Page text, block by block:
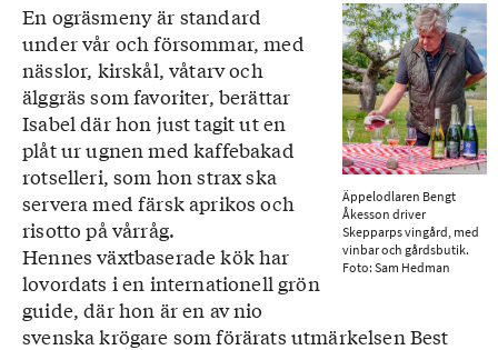
Äppelodlaren Bengt
Åkesson driver
Skepparps vingård, med
vinbar och gårdsbutik.
Foto: Sam Hedman
En ogräsmeny är standard
under vår och försommar, med
nässlor, kirskål, våtarv och
älggräs som favoriter, berättar
Isabel där hon just tagit ut en
plåt ur ugnen med kaffebakad
rotselleri, som hon strax ska
servera med färsk aprikos och
risotto på vårråg.
Hennes växtbaserade kök har
lovordats i en internationell grön
guide, där hon är en av nio
svenska krögare som förärats utmärkelsen Best